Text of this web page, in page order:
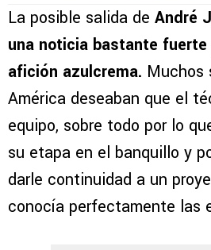
La posible salida de André
una noticia bastante
afición azulcrema. Muchos
América deseaban que el
equipo, sobre todo por lo
su etapa en el banquillo y
darle continuidad a un
conocía perfectamente las